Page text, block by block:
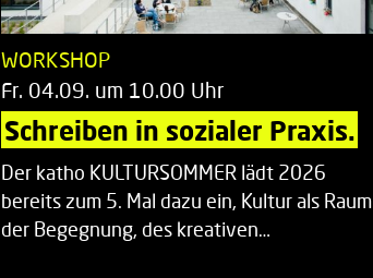
WORKSHOP
Fr. 04.09. um 10.00 Uhr
Schreiben in sozialer Praxis.
Der katho KULTURSOMMER lädt 2026
bereits zum 5. Mal dazu ein, Kultur als Raum
der Begegnung, des kreativen…